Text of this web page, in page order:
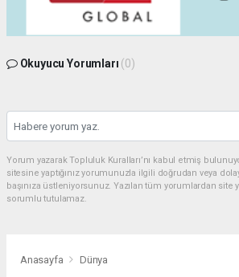
Okuyucu Yorumları (0)
Yorum yazarak Topluluk Kuralları’nı kabul etmiş
sitesine yaptığınız yorumunuzla ilgili doğrudan veya
başınıza üstleniyorsunuz. Yazılan tüm yorumlardan
sorumlu tutulamaz.
Anasayfa Dünya